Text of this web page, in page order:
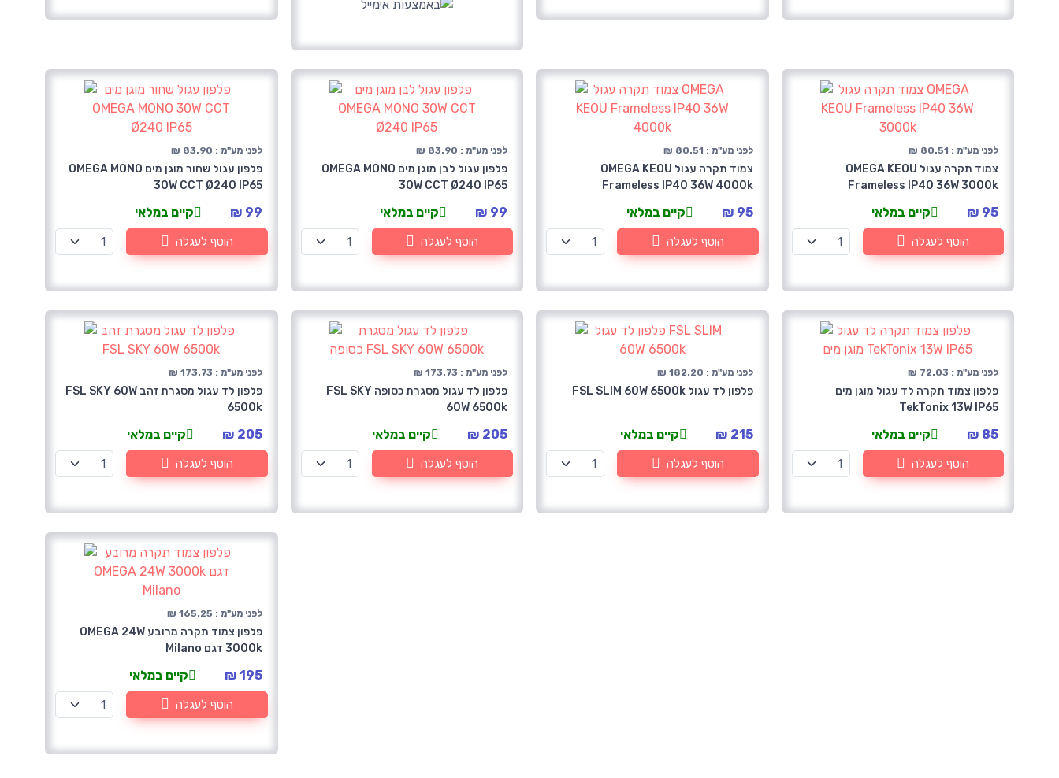
לפני מע"מ : 83.90 ₪
פלפון עגול שחור מוגן מים OMEGA MONO
30W CCT Ø240 IP65
99 ₪ קיים במלאי
הוסף לעגלה
לפני מע"מ : 83.90 ₪
פלפון עגול לבן מוגן מים OMEGA MONO
30W CCT Ø240 IP65
99 ₪ קיים במלאי
הוסף לעגלה
לפני מע"מ : 80.51 ₪
צמוד תקרה עגול OMEGA KEOU
Frameless IP40 36W 4000k
95 ₪ קיים במלאי
הוסף לעגלה
לפני מע"מ : 80.51 ₪
צמוד תקרה עגול OMEGA KEOU
Frameless IP40 36W 3000k
95 ₪ קיים במלאי
הוסף לעגלה
לפני מע"מ : 173.73 ₪
פלפון לד עגול מסגרת זהב FSL SKY 60W
6500k
205 ₪ קיים במלאי
הוסף לעגלה
לפני מע"מ : 173.73 ₪
פלפון לד עגול מסגרת כסופה FSL SKY
60W 6500k
205 ₪ קיים במלאי
הוסף לעגלה
לפני מע"מ : 182.20 ₪
פלפון לד עגול FSL SLIM 60W 6500k
215 ₪ קיים במלאי
הוסף לעגלה
לפני מע"מ : 72.03 ₪
פלפון צמוד תקרה לד עגול מוגן מים
TekTonix 13W IP65
85 ₪ קיים במלאי
הוסף לעגלה
לפני מע"מ : 165.25 ₪
פלפון צמוד תקרה מרובע OMEGA 24W
3000k דגם Milano
195 ₪ קיים במלאי
הוסף לעגלה